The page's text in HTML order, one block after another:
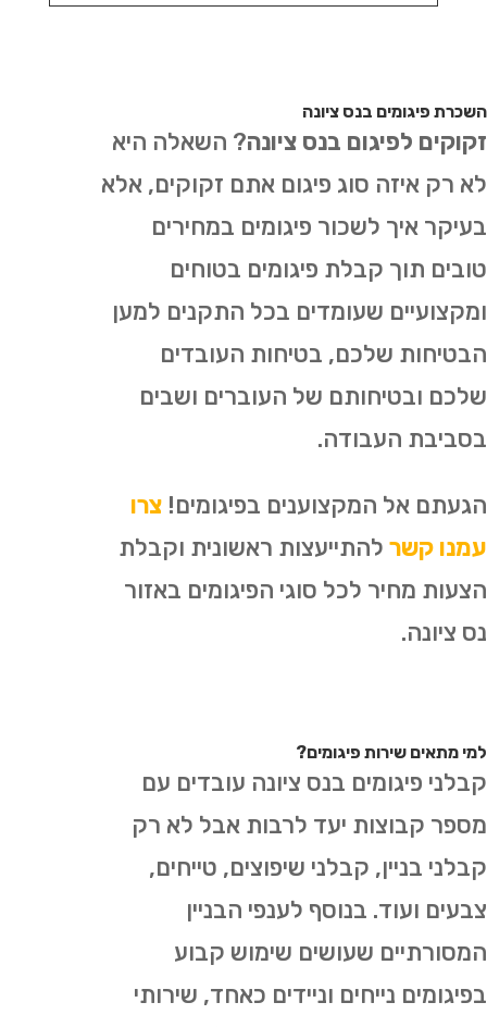
השכרת פיגומים בנס ציונה
זקוקים לפיגום בנס ציונה? השאלה היא
לא רק איזה סוג פיגום אתם זקוקים, אלא
בעיקר איך לשכור פיגומים במחירים
טובים תוך קבלת פיגומים בטוחים
ומקצועיים שעומדים בכל התקנים למען
הבטיחות שלכם, בטיחות העובדים
שלכם ובטיחותם של העוברים ושבים
בסביבת העבודה.
הגעתם אל המקצוענים בפיגומים! צרו
עמנו קשר להתייעצות ראשונית וקבלת
הצעות מחיר לכל סוגי הפיגומים באזור
נס ציונה.
למי מתאים שירות פיגומים?
קבלני פיגומים בנס ציונה עובדים עם
מספר קבוצות יעד לרבות אבל לא רק
קבלני בניין, קבלני שיפוצים, טייחים,
צבעים ועוד. בנוסף לענפי הבניין
המסורתיים שעושים שימוש קבוע
בפיגומים נייחים וניידים כאחד, שירותי